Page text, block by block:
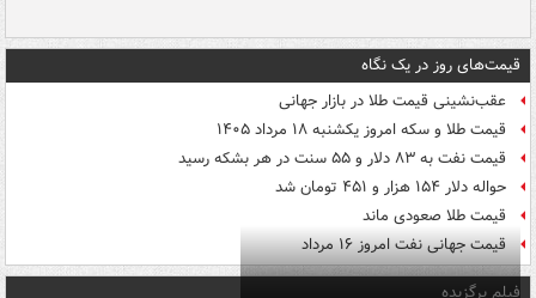
قیمت‌های روز در یک نگاه
عقب‌نشینی قیمت طلا در بازار جهانی
قیمت طلا و سکه امروز یکشنبه ۱۸ مرداد ۱۴۰۵
قیمت نفت به ۸۳ دلار و ۵۵ سنت در هر بشکه رسید
حواله دلار ۱۵۴ هزار و ۴۵۱ تومان شد
قیمت طلا صعودی ماند
قیمت جهانی نفت امروز ۱۶ مرداد
فیلم برگزیده